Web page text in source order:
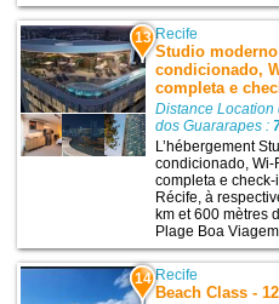
13 Recife
Studio
condicionado,
completa e
Distance
dos Guararapes :
L’hébergement
condicionado,
completa e
Récife, à
km et 600 mètres
Plage Boa
14 Recife
Beach Class -